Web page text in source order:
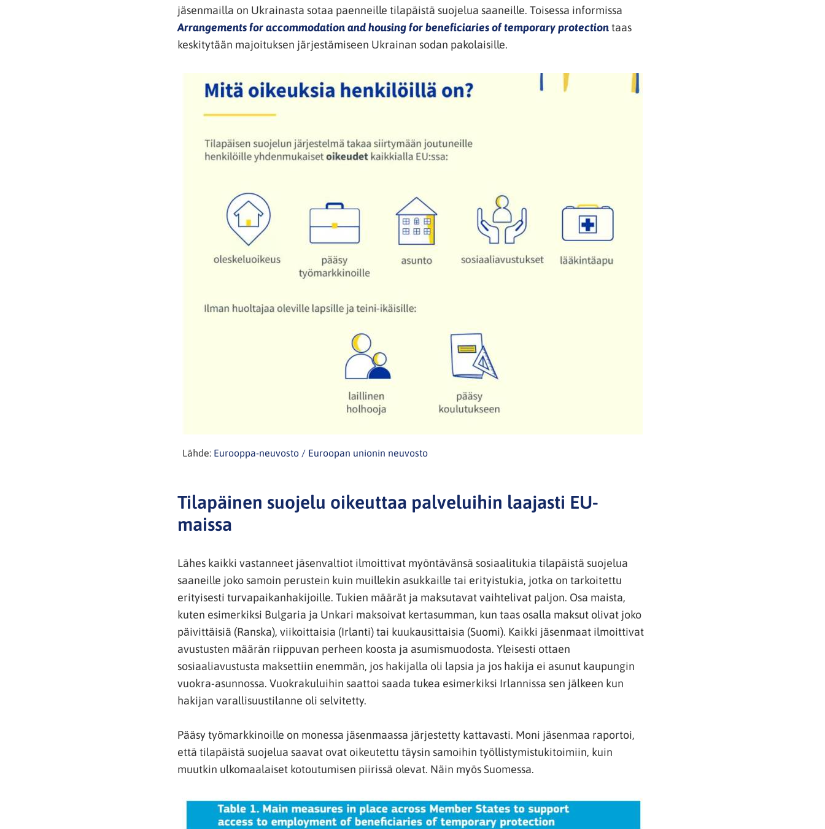
uuteen
ikkunaan)
jäsenmailla on Ukrainasta sotaa paenneille tilapäistä suojelua saaneille. Toisessa informissa
Arrangements for accommodation and housing for beneficiaries of temporary protection(avautuu
taas
keskitytään majoituksen järjestämiseen Ukrainan sodan pakolaisille.
Lähde: Eurooppa-neuvosto / Euroopan unionin neuvosto(avautuu
siirryt
Tilapäinen suojelu oikeuttaa palveluihin laajasti EU-
maissa
Lähes kaikki vastanneet jäsenvaltiot ilmoittivat myöntävänsä sosiaalitukia tilapäistä suojelua
saaneille joko samoin perustein kuin muillekin asukkaille tai erityistukia, jotka on tarkoitettu
erityisesti turvapaikanhakijoille. Tukien määrät ja maksutavat vaihtelivat paljon. Osa maista,
kuten esimerkiksi Bulgaria ja Unkari maksoivat kertasumman, kun taas osalla maksut olivat joko
päivittäisiä (Ranska), viikoittaisia (Irlanti) tai kuukausittaisia (Suomi). Kaikki jäsenmaat ilmoittivat
avustusten määrän riippuvan perheen koosta ja asumismuodosta. Yleisesti ottaen
sosiaaliavustusta maksettiin enemmän, jos hakijalla oli lapsia ja jos hakija ei asunut kaupungin
vuokra-asunnossa. Vuokrakuluihin saattoi saada tukea esimerkiksi Irlannissa sen jälkeen kun
hakijan varallisuustilanne oli selvitetty.
Pääsy työmarkkinoille on monessa jäsenmaassa järjestetty kattavasti. Moni jäsenmaa raportoi,
että tilapäistä suojelua saavat ovat oikeutettu täysin samoihin työllistymistukitoimiin, kuin
muutkin ulkomaalaiset kotoutumisen piirissä olevat. Näin myös Suomessa.